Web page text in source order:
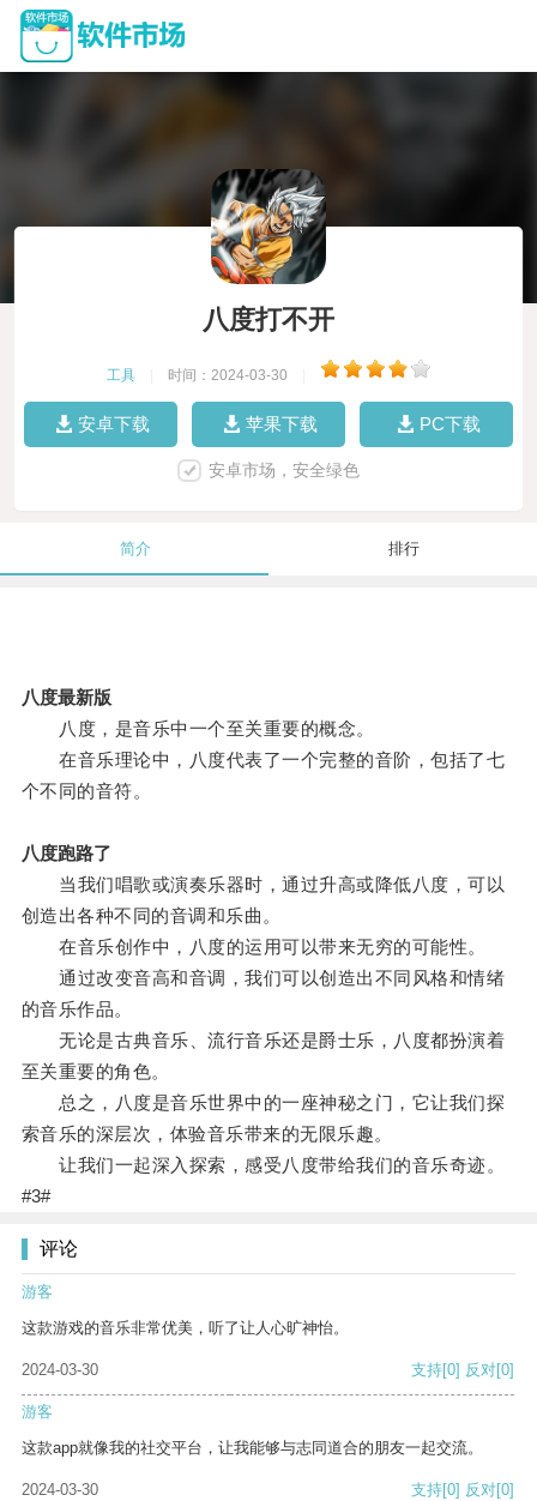
八度打不开
工具 时间：2024-03-30
安卓下载 苹果下载 PC下载
安卓市场，安全绿色
简介 排行
八度最新版
八度，是音乐中一个至关重要的概念。
在音乐理论中，八度代表了一个完整的音阶，包括了七
个不同的音符。
八度跑路了
当我们唱歌或演奏乐器时，通过升高或降低八度，可以
创造出各种不同的音调和乐曲。
在音乐创作中，八度的运用可以带来无穷的可能性。
通过改变音高和音调，我们可以创造出不同风格和情绪
的音乐作品。
无论是古典音乐、流行音乐还是爵士乐，八度都扮演着
至关重要的角色。
总之，八度是音乐世界中的一座神秘之门，它让我们探
索音乐的深层次，体验音乐带来的无限乐趣。
让我们一起深入探索，感受八度带给我们的音乐奇迹。
#3#
评论
游客
这款游戏的音乐非常优美，听了让人心旷神怡。
2024-03-30 支持[0] 反对[0]
游客
这款app就像我的社交平台，让我能够与志同道合的朋友一起交流。
2024-03-30 支持[0] 反对[0]